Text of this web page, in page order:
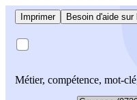
Imprimer Besoin d'aide
Métier, compétence, mot-